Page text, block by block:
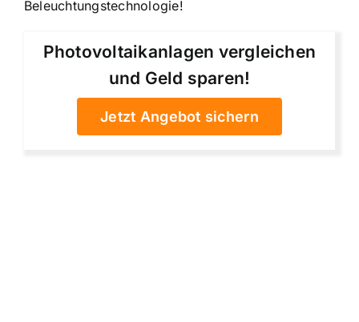
Beleuchtungstechnologie!
Photovoltaikanlagen vergleichen
und Geld sparen!
Jetzt Angebot sichern